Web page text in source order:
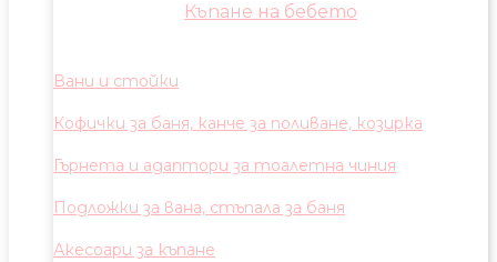
Къпане на бебето
Вани и стойки
Кофички за баня, канче за поливане, козирка
Гърнета и адаптори за тоалетна чиния
Подложки за вана, стъпала за баня
Акесоари за къпане